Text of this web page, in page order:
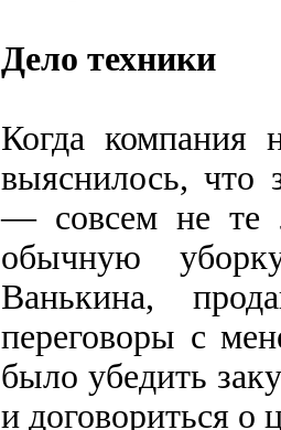
Дело техники
Когда компания
выяснилось, что
— совсем не те
обычную
Ванькина,
переговоры с
было убедить
и договориться о